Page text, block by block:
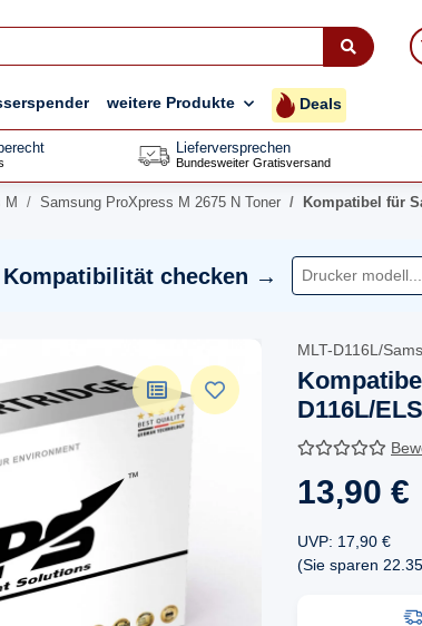
weitere Produkte Deals
Lieferversprechen
Bundesweiter Gratisversand
M Samsung ProXpress M 2675 N Toner Kompatibel für
Kompatibilität checken →
MLT-D116L/
D116L/
13,90 €
UVP: 17,90 €
(Sie sparen